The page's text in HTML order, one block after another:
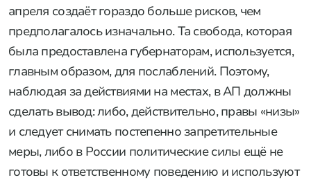
апреля создаёт гораздо больше рисков, чем
предполагалось изначально. Та свобода, которая
была предоставлена губернаторам, используется,
главным образом, для послаблений. Поэтому,
наблюдая за действиями на местах, в АП должны
сделать вывод: либо, действительно, правы «низы»
и следует снимать постепенно запретительные
меры, либо в России политические силы ещё не
готовы к ответственному поведению и используют